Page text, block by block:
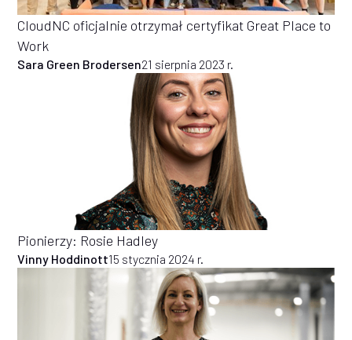
CloudNC oficjalnie otrzymał certyfikat Great Place to
Work
Sara Green Brodersen21 sierpnia 2023 r.
Pionierzy: Rosie Hadley
Vinny Hoddinott15 stycznia 2024 r.